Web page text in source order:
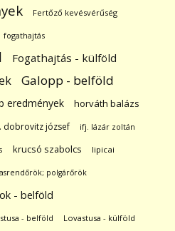
Fertőző kevésvérűség
fogathajtás
Fogathajtás - külföld
Galopp - belföld
eredmények horváth balázs
dobrovitz józsef ifj. lázár zoltán
krucsó szabolcs lipicai
polgárőrök
- belföld
- belföld Lovastusa - külföld